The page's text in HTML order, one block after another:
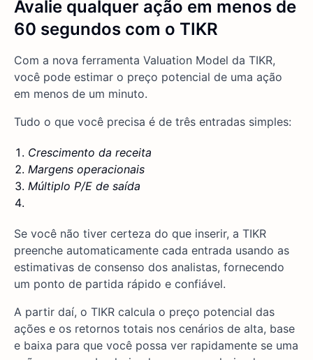
Avalie qualquer ação em menos de
60 segundos com o TIKR
Com a nova ferramenta Valuation Model da TIKR,
você pode estimar o preço potencial de uma ação
em menos de um minuto.
Tudo o que você precisa é de três entradas simples:
Crescimento da receita
Margens operacionais
Múltiplo P/E de saída
Se você não tiver certeza do que inserir, a TIKR
preenche automaticamente cada entrada usando as
estimativas de consenso dos analistas, fornecendo
um ponto de partida rápido e confiável.
A partir daí, o TIKR calcula o preço potencial das
ações e os retornos totais nos cenários de alta, base
e baixa para que você possa ver rapidamente se uma